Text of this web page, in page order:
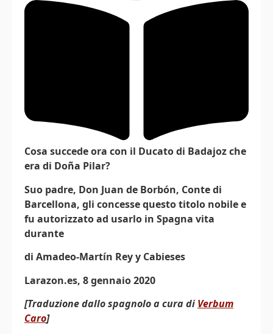
Cosa succede ora con il Ducato di Badajoz che
era di Doña Pilar?
Suo padre, Don Juan de Borbón, Conte di
Barcellona, gli concesse questo titolo nobile e
fu autorizzato ad usarlo in Spagna vita
durante
di Amadeo-Martín Rey y Cabieses
Larazon.es, 8 gennaio 2020
[Traduzione dallo spagnolo a cura di Verbum
Caro]